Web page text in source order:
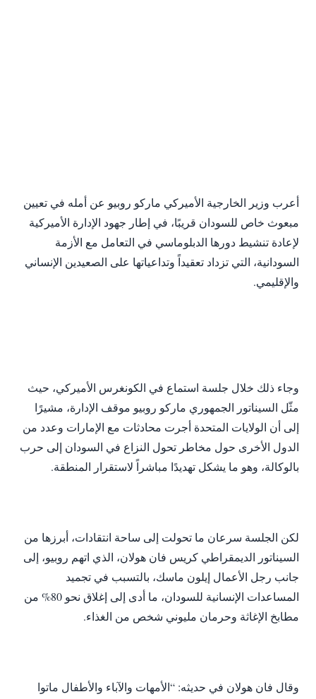
أعرب وزير الخارجية الأميركي ماركو روبيو عن أمله في تعيين
مبعوث خاص للسودان قريبًا، في إطار جهود الإدارة الأميركية
لإعادة تنشيط دورها الدبلوماسي في التعامل مع الأزمة
السودانية، التي تزداد تعقيداً وتداعياتها على الصعيدين الإنساني
والإقليمي.
وجاء ذلك خلال جلسة استماع في الكونغرس الأميركي، حيث
مثّل السيناتور الجمهوري ماركو روبيو موقف الإدارة، مشيرًا
إلى أن الولايات المتحدة أجرت محادثات مع الإمارات وعدد من
الدول الأخرى حول مخاطر تحول النزاع في السودان إلى حرب
بالوكالة، وهو ما يشكل تهديدًا مباشراً لاستقرار المنطقة.
لكن الجلسة سرعان ما تحولت إلى ساحة انتقادات، أبرزها من
السيناتور الديمقراطي كريس فان هولان، الذي اتهم روبيو، إلى
جانب رجل الأعمال إيلون ماسك، بالتسبب في تجميد
المساعدات الإنسانية للسودان، ما أدى إلى إغلاق نحو 80% من
مطابخ الإغاثة وحرمان مليوني شخص من الغذاء.
وقال فان هولان في حديثه: “الأمهات والآباء والأطفال ماتوا